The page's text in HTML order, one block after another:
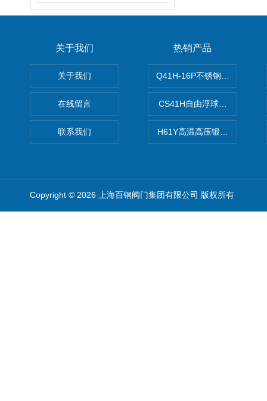
关于我们
关于我们
在线留言
联系我们
热销产品
Q41H-16P不锈钢硬密封球阀
CS41H自由浮球式蒸汽疏水
H61Y高温高压锻钢止回阀
Copyright © 2026 上海百钢阀门集团有限公司 版权所有